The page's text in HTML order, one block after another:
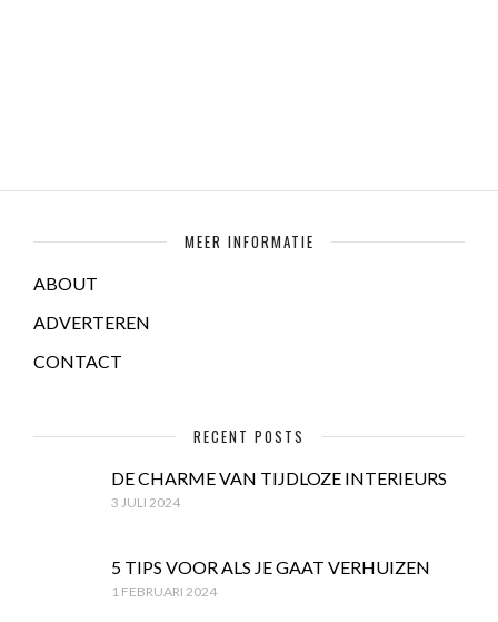
MEER INFORMATIE
ABOUT
ADVERTEREN
CONTACT
RECENT POSTS
DE CHARME VAN TIJDLOZE INTERIEURS
3 JULI 2024
5 TIPS VOOR ALS JE GAAT VERHUIZEN
1 FEBRUARI 2024